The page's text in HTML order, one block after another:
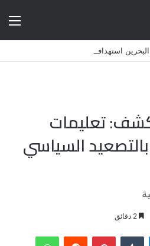
تعليمات
بالتصعيد السياسي
لينكدإن بينتيريست